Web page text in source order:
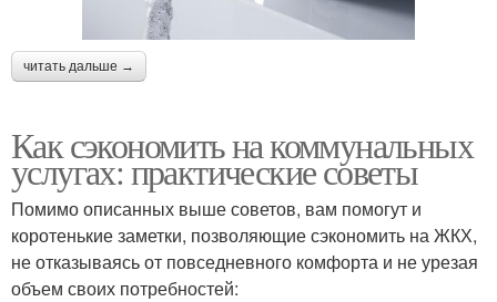
читать дальше →
Как сэкономить на коммунальных
услугах: практические советы
Помимо описанных выше советов, вам помогут и
коротенькие заметки, позволяющие сэкономить на ЖКХ,
не отказываясь от повседневного комфорта и не урезая
объем своих потребностей: